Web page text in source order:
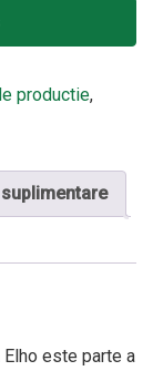
productie,
este parte a